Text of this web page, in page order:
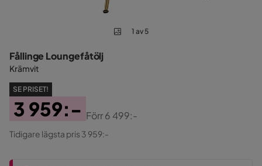
1 av 5
Fållinge Loungefåtölj
Krämvit
SE PRISET!
Pris
3 959:-
Original
Pris
Förr6 499:-
Tidigare lägsta pris 3 959:-